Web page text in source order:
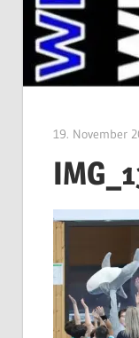
19. November